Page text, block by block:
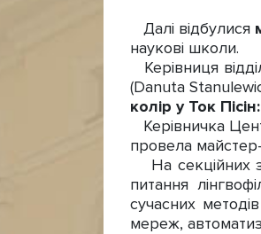
Далі відбулися
наукові школи.
Керівниця
(Danuta
колір у Ток
Керівничка
провела
На секційних
питання
сучасних
мереж,